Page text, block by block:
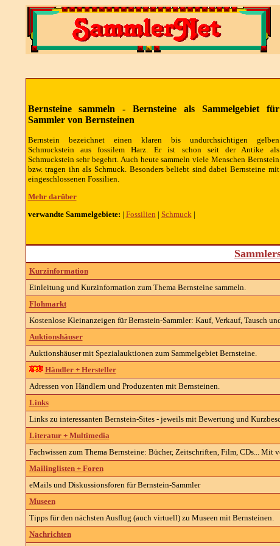
Bernsteine sammeln - Bernsteine als Sammelgebiet für
Sammler von Bernsteinen
Bernstein bezeichnet einen klaren bis undurchsichtigen gelben
Schmuckstein aus fossilem Harz. Er ist schon seit der Antike als
Schmuckstein sehr begehrt. Auch heute sammeln viele Menschen Bernstein
bzw. tragen ihn als Schmuck. Besonders beliebt sind dabei Bernsteine mit
eingeschlossenen Fossilien.
Mehr darüber
verwandte Sammelgebiete: | Fossilien | Schmuck|
Kurzinformation
Einleitung und Kurzinformation zum Thema Bernsteine sammeln.
Flohmarkt
Kostenlose Kleinanzeigen fürBernstein-Sammler: Kauf, Verkauf, Tausch
Auktionshäuser
Auktionshäuser mit Spezialauktionen zum Sammelgebiet Bernsteine.
Händler + Hersteller
Adressen von Händlern und Produzenten mit Bernsteinen.
Links
Links zu interessanten Bernstein-Sites - jeweils mit Bewertung und
Literatur + Multimedia
Fachwissen zum Thema Bernsteine: Bücher, Zeitschriften, Film, CDs... Mit
Mailinglisten + Foren
eMails und Diskussionsforen für Bernstein-Sammler
Museen
Tipps für den nächsten Ausflug (auch virtuell) zu Museen mit Bernsteinen.
Nachrichten